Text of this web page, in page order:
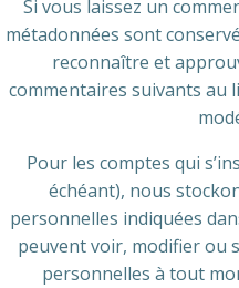
Si vous laissez un
métadonnées sont
reconnaître et
commentaires suivants au
Pour les comptes qui
échéant), nous
personnelles indiquées
peuvent voir, modifier ou
personnelles à tout